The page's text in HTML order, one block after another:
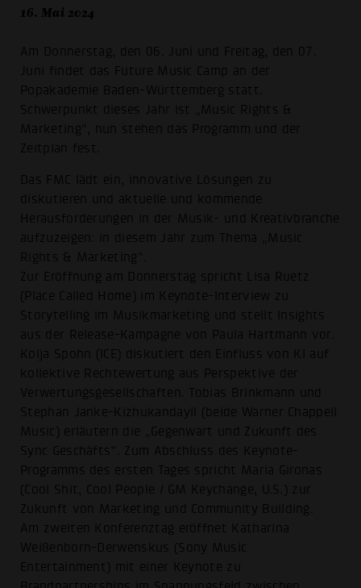
16. Mai 2024
Am Donnerstag, den 06. Juni und Freitag, den 07.
Juni findet das Future Music Camp an der
Popakademie Baden-Württemberg statt.
Schwerpunkt dieses Jahr ist „Music Rights &
Marketing“, nun stehen das Programm und der
Zeitplan fest.
Das FMC lädt ein, innovative Lösungen zu
diskutieren und aktuelle und kommende
Herausforderungen in der Musik- und Kreativbranche
aufzuzeigen: in diesem Jahr zum Thema „Music
Rights & Marketing“.
Zur Eröffnung am Donnerstag spricht Lisa Ruetz
(Place Called Home) im Keynote-Interview zu
Storytelling im Musikmarketing und stellt Insights
aus der Release-Kampagne von Paula Hartmann vor.
Kolja Spohn (ICE) diskutiert den Einfluss von KI auf
kollektive Rechtewertung aus Perspektive der
Verwertungsgesellschaften. Tobias Brinkmann und
Stephan Janke-Kizhukandayil (beide Warner Chappell
Music) erläutern die „Gegenwart und Zukunft des
Sync Geschäfts”. Zum Abschluss des Keynote-
Programms des ersten Tages spricht Maria Gironas
(Cool Shit, Cool People / GM Keychange, U.S.) zur
Zukunft von Marketing und Community Building.
Am zweiten Konferenztag eröffnet Katharina
Weißenborn-Derwenskus (Sony Music
Entertainment) mit einer Keynote zu